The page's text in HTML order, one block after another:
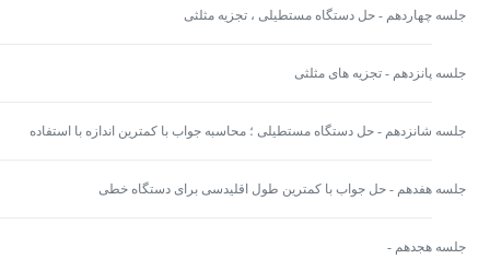
جلسه چهاردهم - حل دستگاه مستطیلی ، تجزیه مثلثی
جلسه پانزدهم - تجزیه های مثلثی
جلسه شانزدهم - حل دستگاه مستطیلی ؛ محاسبه جواب با کمترین اندازه با استفاده
جلسه هفدهم - حل جواب با کمترین طول اقلیدسی برای دستگاه خطی
جلسه هجدهم -